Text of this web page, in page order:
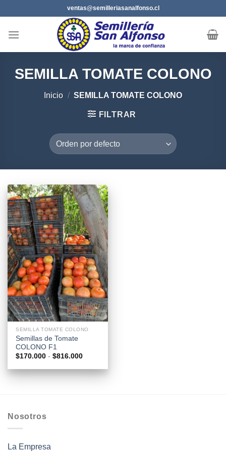
al
contenido
ventas@semilleriasanalfonso.cl
SEMILLA TOMATE COLONO
Inicio / SEMILLA TOMATE COLONO
FILTRAR
SEMILLA TOMATE COLONO
Semillas de Tomate
COLONO F1
$170.000 - $816.000Rango
precios:
desde
Nosotros
La Empresa